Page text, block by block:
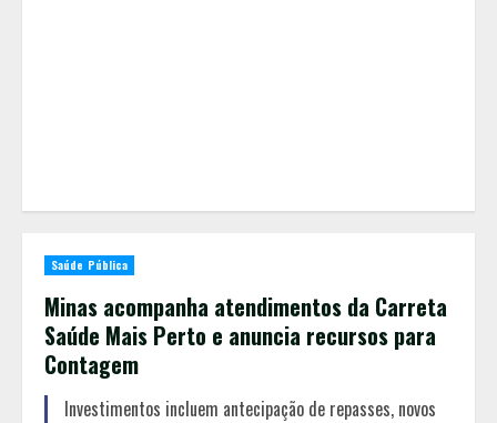
Saúde Pública
Minas acompanha atendimentos da Carreta
Saúde Mais Perto e anuncia recursos para
Contagem
Investimentos incluem antecipação de repasses, novos